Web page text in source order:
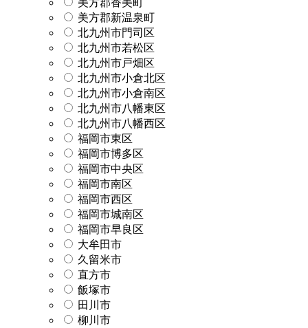
美方郡新温泉町
北九州市門司区
北九州市若松区
北九州市戸畑区
北九州市小倉北区
北九州市小倉南区
北九州市八幡東区
北九州市八幡西区
福岡市東区
福岡市博多区
福岡市中央区
福岡市南区
福岡市西区
福岡市城南区
福岡市早良区
大牟田市
久留米市
直方市
飯塚市
田川市
柳川市